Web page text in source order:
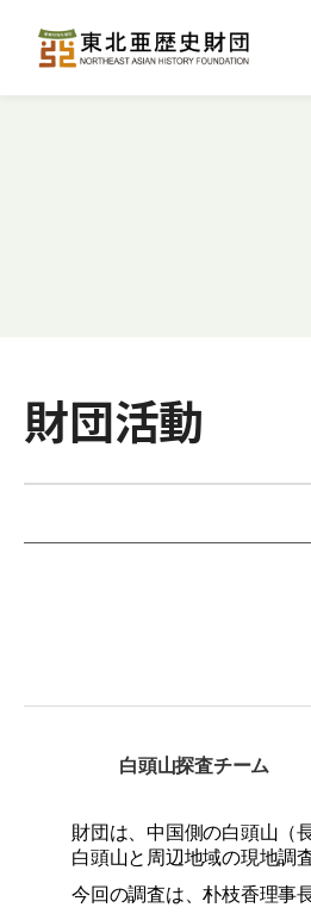
財団活動
白頭山探査チーム
財団 は、中 国側の白頭山（
白頭山と周辺地域の現地調
今回の調査は、朴枝香理事